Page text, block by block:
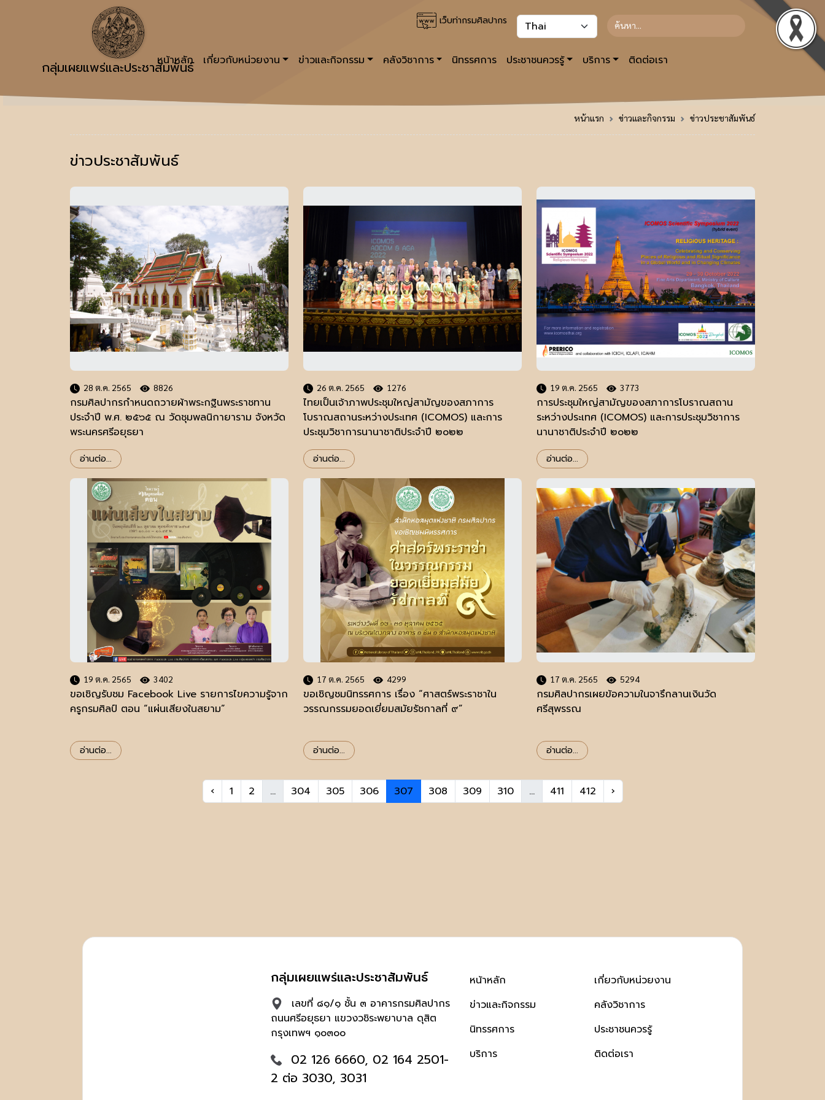
เว็บท่ากรมศิลปากร
กลุ่มเผยแพร่และประชาสัมพันธ์
หน้าหลัก เกี่ยวกับหน่วยงาน ข่าวและกิจกรรม คลังวิชาการ นิทรรศการ ประชาชนควรรู้ บริการ ติดต่อเรา
หน้าแรก ข่าวและกิจกรรม ข่าวประชาสัมพันธ์
ข่าวประชาสัมพันธ์
28 ต.ค. 2565 8826
กรมศิลปากรกำหนดถวายผ้าพระกฐินพระราชทาน
ประจำปี พ.ศ. ๒๕๖๕ ณ วัดชุมพลนิกายาราม จังหวัด
พระนครศรีอยุธยา
อ่านต่อ...
26 ต.ค. 2565 1276
ไทยเป็นเจ้าภาพประชุมใหญ่สามัญของสภาการ
โบราณสถานระหว่างประเทศ (ICOMOS) และการ
ประชุมวิชาการนานาชาติประจำปี ๒๐๒๒
อ่านต่อ...
19 ต.ค. 2565 3773
การประชุมใหญ่สามัญของสภาการโบราณสถาน
ระหว่างประเทศ (ICOMOS) และการประชุมวิชาการ
นานาชาติประจำปี ๒๐๒๒
อ่านต่อ...
19 ต.ค. 2565 3402
ขอเชิญรับชม Facebook Live รายการไขความรู้จาก
ครูกรมศิลป์ ตอน “แผ่นเสียงในสยาม”
อ่านต่อ...
17 ต.ค. 2565 4299
ขอเชิญชมนิทรรศการ เรื่อง “ศาสตร์พระราชาใน
วรรณกรรมยอดเยี่ยมสมัยรัชกาลที่ ๙”
อ่านต่อ...
17 ต.ค. 2565 5294
กรมศิลปากรเผยข้อความในจารึกลานเงินวัด
ศรีสุพรรณ
อ่านต่อ...
‹ 1 2 ... 304 305 306 307 308 309 310 ... 411 412 ›
กลุ่มเผยแพร่และประชาสัมพันธ์
เลขที่ ๘๑/๑ ชั้น ๓ อาคารกรมศิลปากร
ถนนศรีอยุธยา แขวงวชิระพยาบาล ดุสิต
กรุงเทพฯ ๑๐๓๐๐
02 126 6660, 02 164 2501-
2 ต่อ 3030, 3031
หน้าหลัก
ข่าวและกิจกรรม
นิทรรศการ
บริการ
เกี่ยวกับหน่วยงาน
คลังวิชาการ
ประชาชนควรรู้
ติดต่อเรา